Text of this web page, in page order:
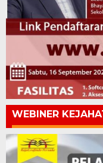
WEBINER